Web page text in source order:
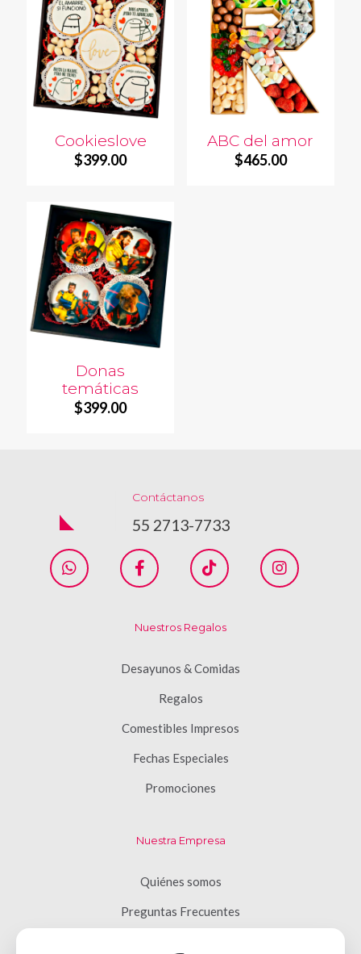
Cookieslove
$399.00
ABC del amor
$465.00
Donas
temáticas
$399.00
Contáctanos
55 2713-7733
Nuestros Regalos
Desayunos & Comidas
Regalos
Comestibles Impresos
Fechas Especiales
Promociones
Nuestra Empresa
Quiénes somos
Preguntas Frecuentes